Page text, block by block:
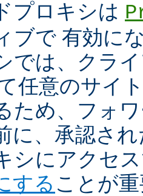
プロキシは
ブで 有効に
では、クラ
任意のサイ
ため、フォ
に、承認さ
シにアクセ
する ことが